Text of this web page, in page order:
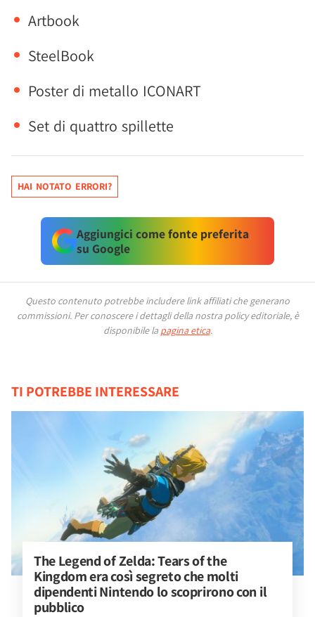
Artbook
SteelBook
Poster di metallo ICONART
Set di quattro spillette
HAI NOTATO ERRORI?
Aggiungici come fonte preferita
su Google
Questo contenuto potrebbe includere link affiliati che generano
commissioni. Per conoscere i dettagli della nostra policy editoriale, è
disponibile la pagina etica.
TI POTREBBE INTERESSARE
The Legend of Zelda: Tears of the
Kingdom era così segreto che molti
dipendenti Nintendo lo scoprirono con il
pubblico